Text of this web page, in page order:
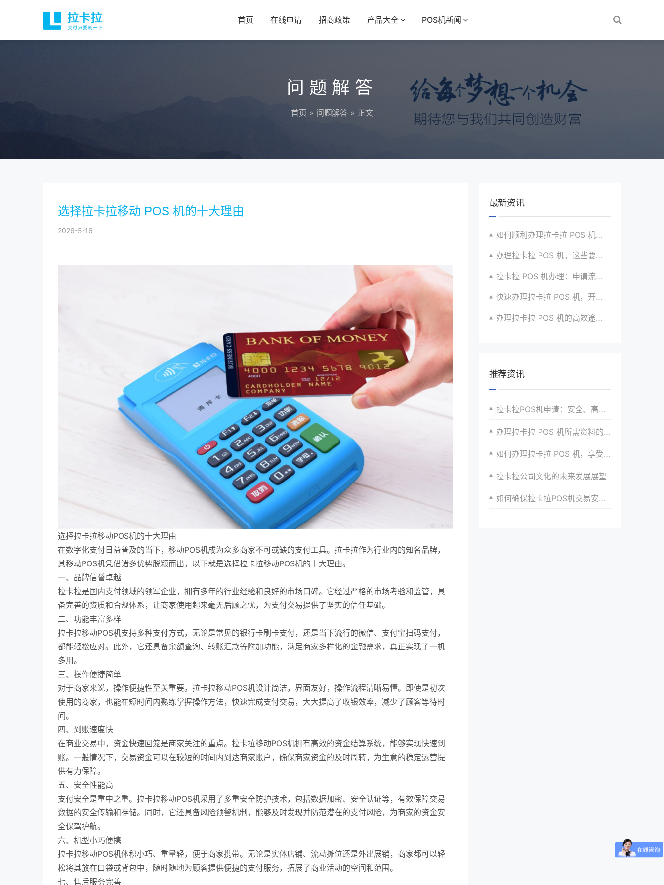
首页 在线申请 招商政策 产品大全 POS机新闻
问题解答
首页 » 问题解答 » 正文
选择拉卡拉移动 POS 机的十大理由
2026-5-16
选择拉卡拉移动POS机的十大理由
在数字化支付日益普及的当下，移动POS机成为众多商家不可或缺的支付工具。拉卡拉作为行业内的知名品牌，
其移动POS机凭借诸多优势脱颖而出，以下就是选择拉卡拉移动POS机的十大理由。
一、品牌信誉卓越
拉卡拉是国内支付领域的领军企业，拥有多年的行业经验和良好的市场口碑。它经过严格的市场考验和监管，具
备完善的资质和合规体系，让商家使用起来毫无后顾之忧，为支付交易提供了坚实的信任基础。
二、功能丰富多样
拉卡拉移动POS机支持多种支付方式，无论是常见的银行卡刷卡支付，还是当下流行的微信、支付宝扫码支付，
都能轻松应对。此外，它还具备余额查询、转账汇款等附加功能，满足商家多样化的金融需求，真正实现了一机
多用。
三、操作便捷简单
对于商家来说，操作便捷性至关重要。拉卡拉移动POS机设计简洁，界面友好，操作流程清晰易懂。即使是初次
使用的商家，也能在短时间内熟练掌握操作方法，快速完成支付交易，大大提高了收银效率，减少了顾客等待时
间。
四、到账速度快
在商业交易中，资金快速回笼是商家关注的重点。拉卡拉移动POS机拥有高效的资金结算系统，能够实现快速到
账。一般情况下，交易资金可以在较短的时间内到达商家账户，确保商家资金的及时周转，为生意的稳定运营提
供有力保障。
五、安全性能高
支付安全是重中之重。拉卡拉移动POS机采用了多重安全防护技术，包括数据加密、安全认证等，有效保障交易
数据的安全传输和存储。同时，它还具备风险预警机制，能够及时发现并防范潜在的支付风险，为商家的资金安
全保驾护航。
六、机型小巧便携
拉卡拉移动POS机体积小巧、重量轻，便于商家携带。无论是实体店铺、流动摊位还是外出展销，商家都可以轻
松将其放在口袋或背包中，随时随地为顾客提供便捷的支付服务，拓展了商业活动的空间和范围。
七、售后服务完善
最新资讯
如何顺利办理拉卡拉 POS 机？全流程指南超实用
办理拉卡拉 POS 机，这些要点要牢记心间
拉卡拉 POS 机办理：申请流程与优势介绍超详细
快速办理拉卡拉 POS 机，开启无忧收款时代咯
办理拉卡拉 POS 机的高效途径与方法全掌握
推荐资讯
拉卡拉POS机申请：安全、高效、便捷的支付新选择
办理拉卡拉 POS 机所需资料的准确准备技巧与攻略
如何办理拉卡拉 POS 机，享受便捷收款服务
拉卡拉公司文化的未来发展展望
如何确保拉卡拉POS机交易安全，商家必看